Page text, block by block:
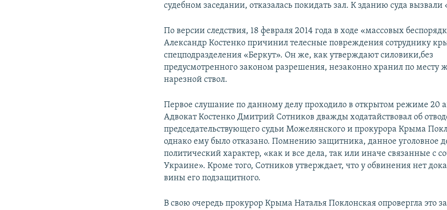
судебном заседании, отказалась покидать зал. К зданию суда вызвали
По версии следствия, 18 февраля 2014 года в ходе «массовых
Александр Костенко причинил телесные повреждения сотруднику
спецподразделения «Беркут». Он же, как утверждают силовики,без
предусмотренного законом разрешения, незаконно хранил по месту
нарезной ствол.
Первое слушание по данному делу проходило в открытом режиме 20
Адвокат Костенко Дмитрий Сотников дважды ходатайствовал об
председательствующего судьи Можелянского и прокурора Крыма
однако ему было отказано. Помнению защитника, данное уголовное
политический характер, «как и все дела, так или иначе связанные с
Украине». Кроме того, Сотников утверждает, что у обвинения нет
вины его подзащитного.
В свою очередь прокурор Крыма Наталья Поклонская опровергла это